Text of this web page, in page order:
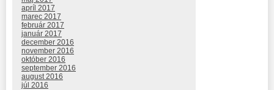
apríl 2017
marec 2017
február 2017
január 2017
december 2016
november 2016
október 2016
september 2016
august 2016
júl 2016